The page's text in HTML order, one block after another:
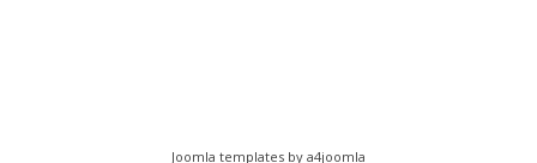
Joomla templates by a4joomla